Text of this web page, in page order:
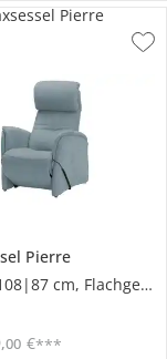
Pierre
BHT 75|108|87 cm, Flachgewebe
,00 €***
Pierre